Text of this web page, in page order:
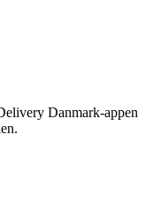
Danmark-appen